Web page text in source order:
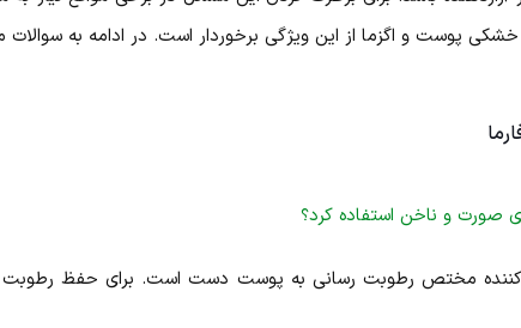
پوست و اگزما از این ویژگی برخوردار است. در ادامه به
صورت و ناخن استفاده کرد؟
کننده مختص رطوبت رسانی به پوست دست است. برای حفظ